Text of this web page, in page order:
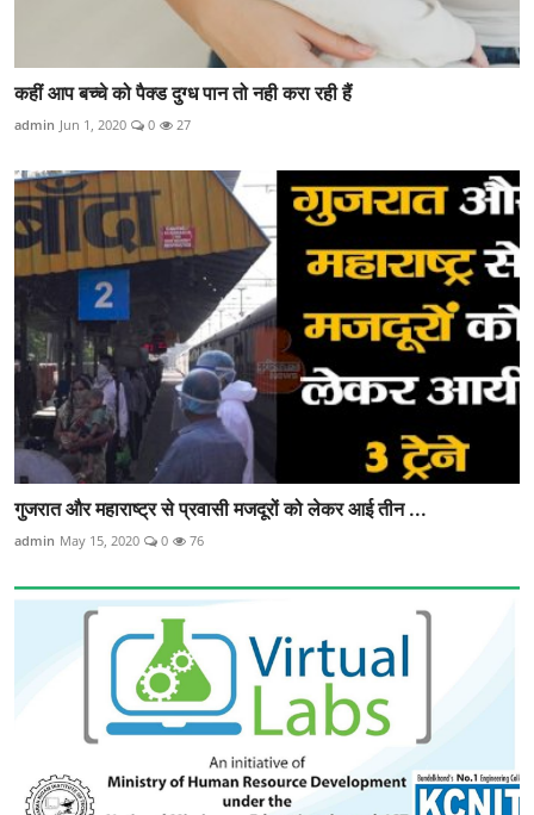
कहीं आप बच्चे को पैक्ड दुग्ध पान तो नही करा रही हैं
admin Jun 1, 2020 0 27
गुजरात और महाराष्ट्र से प्रवासी मजदूरों को लेकर आई तीन ...
admin May 15, 2020 0 76